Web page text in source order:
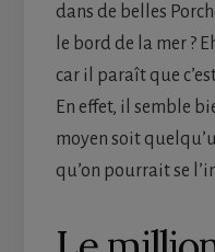
dans de belles
le bord de la mer ?
car il paraît que
En effet, il semble
moyen soit
qu’on pourrait se